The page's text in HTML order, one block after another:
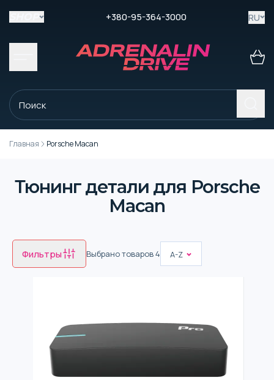
+380-95-364-3000 RU
Главная Porsche Macan
Тюнинг детали для Porsche
Macan
Фильтры Выбрано товаров4 A-Z